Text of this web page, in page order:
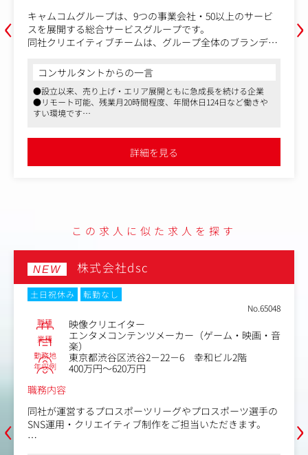
‹
キャムコムグループは、9つの事業会社・50以上のサービ
スを展開する総合サービスグループです。
同社クリエイティブチームは、グループ全体のブランディ
い案件を担当しています。
各事業のWebサイトやプロモーション施策の制作に加え、
外部クライアント向けのクリエイティブ制作も行ってお
り、インハウス・受託制作の両方を経験できる環境です。
「決められたものをつくるだけ」ではなく、企画段階から
に携われる点が大きな魅力です。
コーディング
・既存サイトの改善・リニューアル対応
・LP・バナーなどのWeb広告素材制作
・ノベルティ、販促物の企画・デザイン
・パンフレット・フライヤーなど紙媒体制作
案件によっては、企画チームと連携しながら、「成果につ
ながるデザイン・UI/UX」を意識した制作にも携わってい
ただきます。
まずはこれまでのご経験を活かした制作業務からスタート
いただきますが、将来的にはWebディレクションや企画、
チームリードへのステップアップも可能です。
コンサルタントからの一言
●設立以来、売り上げ・エリア展開ともに急成長を続ける企業
●リモート可能、残業月20時間程度、年間休日124日など働きや
すい環境です
詳細を見る
›
この求人に似た求人を探す
‹
NEW 株式会社dsc
土日祝休み
転勤なし
No.65048
職種 映像クリエイター
業種
エンタメコンテンツメーカー（ゲーム・映画・音
楽）
勤務地 東京都渋谷区渋谷2－22－6 幸和ビル2階
年収例
400万円～620万円
職務内容
同社が運営するプロスポーツリーグやプロスポーツ選手の
SNS運用・クリエイティブ制作をご担当いただきます。
›